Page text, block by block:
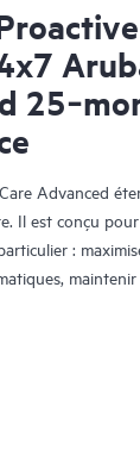
Advanced
Il est conçu
:
réduire
de se